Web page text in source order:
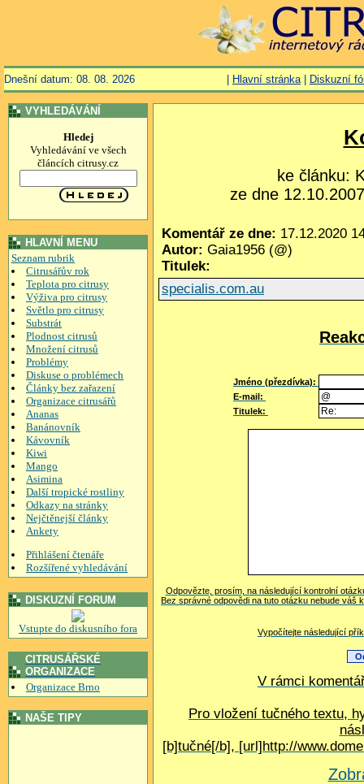
Dnešní datum: 08. 08. 2026 Hlavní stránka| Diskuzní
VYHLEDÁVÁNÍ
Hledej
Vyhledávání ve všech
článcích citrusy.cz
HLAVNÍ MENU
Seznam rubrik
Citrusářův rok
Teplota pro citrusy
Výživa pro citrusy
Světlo pro citrusy
Substrát
Plodnost citrusů
Množení citrusů
Problémy
Diskuse o problémech
Články bez zařazení
Organizace citrusářů
Ananas
Banánovník
Kávovník
Kiwi
Mango
Asimina
Další tropické rostliny
Odkazy na stránky
Nejčtěnejší články
Ankety
Přihlášení čtenáře
Rozšířené vyhledávání
DISKUZNÍ FORUM
Vstupte do diskusního fora
CITRUSÁŘSKÉ
ORGANIZACE
Organizace Brno
NAŠE TIPY
ke článku:
ze dne
Komentář ze dne: 17.12.2020
Autor: Gaia1956 (@)
Titulek:
specialis.com.au
Jméno (přezdívka):
E-mail:
Titulek:
Odpovězte, prosím, na následující kontrolní
Bez správné odpovědi na tuto otázku nebude váš
Vypočítejte následující
V rámci
Pro vložení tučného textu,
[b]tučné[/b], [url]http://